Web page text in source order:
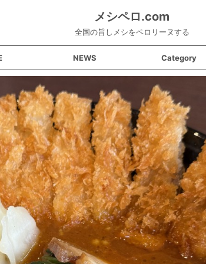
メシペロ.com
全国の旨しメシをペロリーヌする
NEWS Category